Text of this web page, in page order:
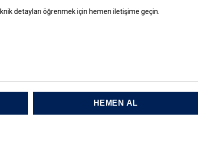
detayları öğrenmek için hemen iletişime geçin.